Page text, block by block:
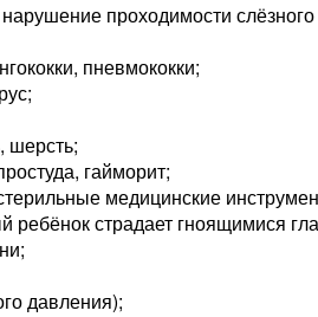
проходимости слёзного
пневмококки;
шерсть;
гайморит;
медицинские
страдает гноящимися
давления);